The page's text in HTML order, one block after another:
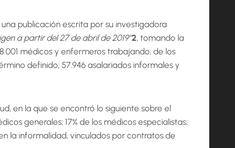
publicación escrita por su investigadora
a partir del 27 de abril de 2019”2, tomando la
médicos y enfermeros trabajando, de los
definido; 57.946 asalariados informales y
en la que se encontró lo siguiente sobre el
generales; 17% de los médicos especialistas;
la informalidad, vinculados por contratos de